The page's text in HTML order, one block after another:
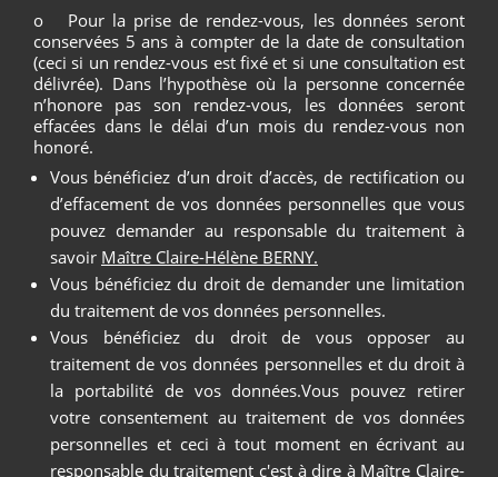
o Pour la prise de rendez-vous, les données seront
conservées 5 ans à compter de la date de consultation
(ceci si un rendez-vous est fixé et si une consultation est
délivrée). Dans l’hypothèse où la personne concernée
n’honore pas son rendez-vous, les données seront
effacées dans le délai d’un mois du rendez-vous non
honoré.
Vous bénéficiez d’un droit d’accès, de rectification ou
d’effacement de vos données personnelles que vous
pouvez demander au responsable du traitement à
savoir Maître Claire-Hélène BERNY.
Vous bénéficiez du droit de demander une limitation
du traitement de vos données personnelles.
Vous bénéficiez du droit de vous opposer au
traitement de vos données personnelles et du droit à
la portabilité de vos données.Vous pouvez retirer
votre consentement au traitement de vos données
personnelles et ceci à tout moment en écrivant au
responsable du traitement c'est à dire à Maître Claire-